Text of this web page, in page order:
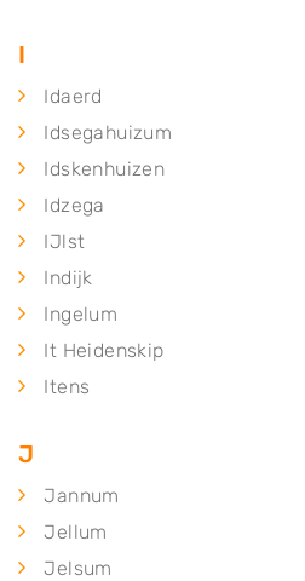
I
Idaerd
Idsegahuizum
Idskenhuizen
Idzega
IJlst
Indijk
Ingelum
It Heidenskip
Itens
J
Jannum
Jellum
Jelsum